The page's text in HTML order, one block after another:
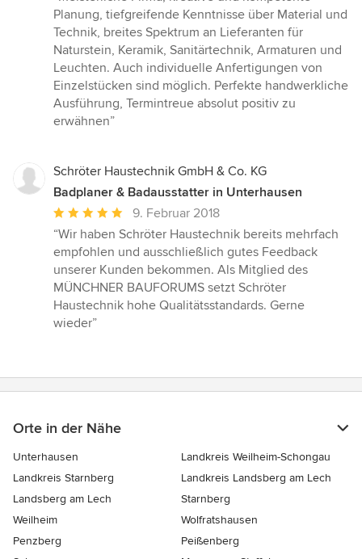
5
von
5
Sternen
Planung, tiefgreifende Kenntnisse über Material und
Technik, breites Spektrum an Lieferanten für
Naturstein, Keramik, Sanitärtechnik, Armaturen und
Leuchten. Auch individuelle Anfertigungen von
Einzelstücken sind möglich. Perfekte handwerkliche
Ausführung, Termintreue absolut positiv zu
erwähnen”
Schröter Haustechnik GmbH & Co. KG
Badplaner & Badausstatter in Unterhausen
Durchschnittliche
Bewertung:
5
von
5
Sternen
9. Februar 2018
“Wir haben Schröter Haustechnik bereits mehrfach
empfohlen und ausschließlich gutes Feedback
unserer Kunden bekommen. Als Mitglied des
MÜNCHNER BAUFORUMS setzt Schröter
Haustechnik hohe Qualitätsstandards. Gerne
wieder”
Orte in der Nähe
Unterhausen
Landkreis Weilheim-Schongau
Landkreis Starnberg
Landkreis Landsberg am Lech
Landsberg am Lech
Starnberg
Weilheim
Wolfratshausen
Penzberg
Peißenberg